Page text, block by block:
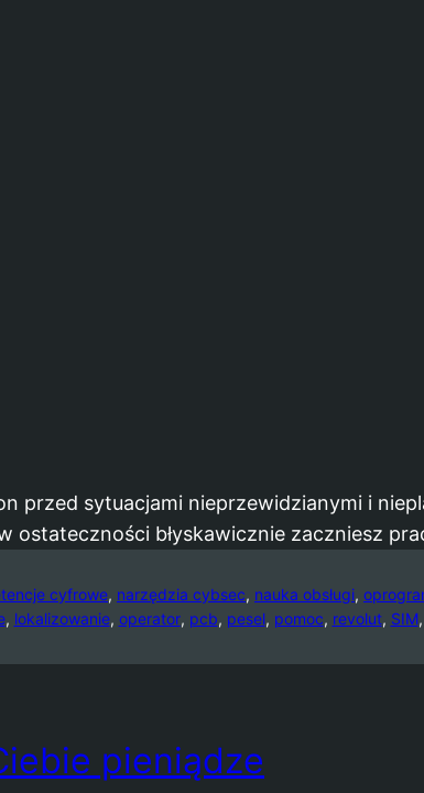
przed sytuacjami nieprzewidzianymi i
ostateczności błyskawicznie zaczniesz
cyfrowe, narzędzia cybsec, nauka obsługi,
, lokalizowanie, operator, pcb, pesel, pomoc, revolut, SIM,
pieniądze